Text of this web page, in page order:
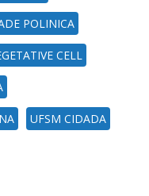
POLINICA
CELL
UFSM CIDADA